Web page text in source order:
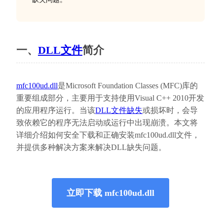
一、 DLL文件简介
mfc100ud.dll是Microsoft Foundation Classes (MFC)库的
重要组成部分，主要用于支持使用Visual C++ 2010开发
的应用程序运行。当该DLL文件缺失或损坏时，会导
致依赖它的程序无法启动或运行中出现崩溃。本文将
详细介绍如何安全下载和正确安装mfc100ud.dll文件，
并提供多种解决方案来解决DLL缺失问题。
立即下载 mfc100ud.dll